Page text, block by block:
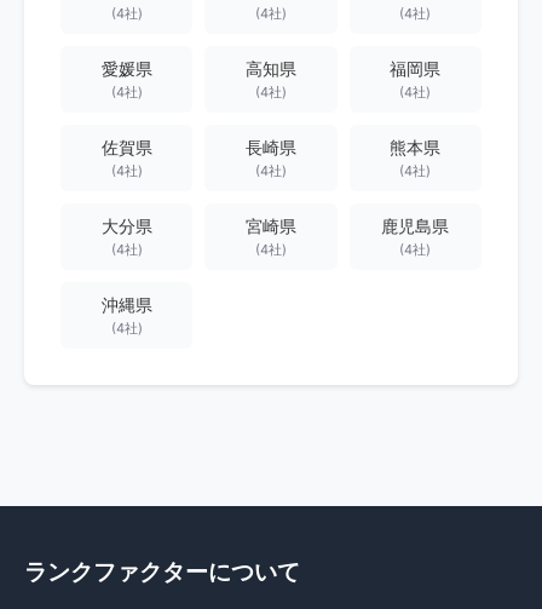
(4社) (4社) (4社)
愛媛県
(4社)
高知県
(4社)
福岡県
(4社)
佐賀県
(4社)
長崎県
(4社)
熊本県
(4社)
大分県
(4社)
宮崎県
(4社)
鹿児島県
(4社)
沖縄県
(4社)
ランクファクターについて